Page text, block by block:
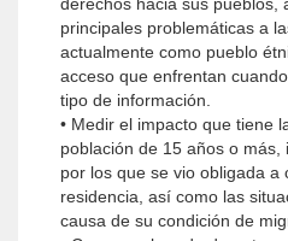
principales problemáticas a
actualmente como pueblo
acceso que enfrentan
tipo de información.
• Medir el impacto que tiene
población de 15 años o
por los que se vio obligada a
residencia, así como las
causa de su condición de